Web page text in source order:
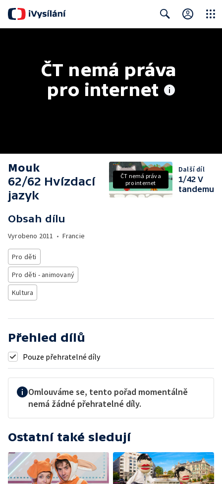
ČT nemá práva
pro internet
Mouk
62/62 Hvízdací
jazyk
Obsah dílu
Vyrobeno 2011 • Francie
Pro děti
Pro děti - animovaný
Kultura
ČT nemá práva
pro internet
Další díl
1/42 V
tandemu
Přehled dílů
Pouze přehratelné díly
Omlouváme se, tento pořad momentálně
nemá žádné přehratelné díly.
Ostatní také sledují